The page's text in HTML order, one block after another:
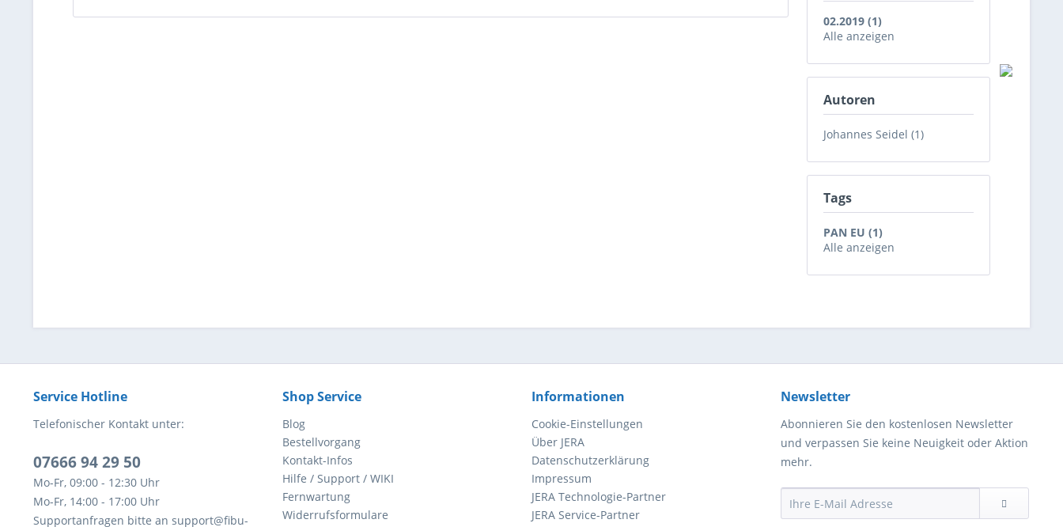
02.2019 (1)
Alle anzeigen
Autoren
Johannes Seidel (1)
Tags
PAN EU (1)
Alle anzeigen
Service Hotline
Telefonischer Kontakt unter:
07666 94 29 50
Mo-Fr, 09:00 - 12:30 Uhr
Mo-Fr, 14:00 - 17:00 Uhr
Supportanfragen bitte an support@fibu-
Shop Service
Blog
Bestellvorgang
Kontakt-Infos
Hilfe / Support / WIKI
Fernwartung
Widerrufsformulare
Informationen
Cookie-Einstellungen
Über JERA
Datenschutzerklärung
Impressum
JERA Technologie-Partner
JERA Service-Partner
Newsletter
Abonnieren Sie den kostenlosen Newsletter
und verpassen Sie keine Neuigkeit oder Aktion
mehr.